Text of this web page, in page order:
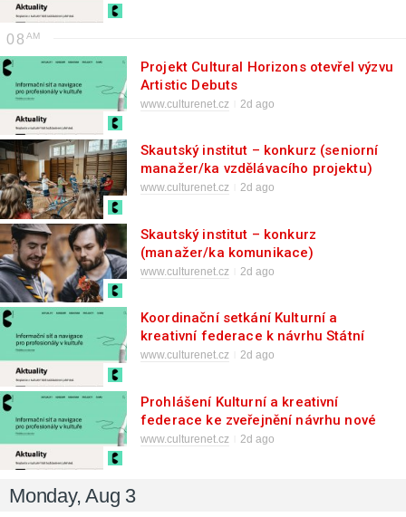
08
Projekt Cultural Horizons otevřel výzvu
Artistic Debuts
www.culturenet.cz 2d ago
Skautský institut – konkurz (seniorní
manažer/ka vzdělávacího projektu)
www.culturenet.cz 2d ago
Skautský institut – konkurz
(manažer/ka komunikace)
www.culturenet.cz 2d ago
Koordinační setkání Kulturní a
kreativní federace k návrhu Státní
kulturní politiky – online
www.culturenet.cz 2d ago
Prohlášení Kulturní a kreativní
federace ke zveřejnění návrhu nové
Státní kulturní politiky 2026 až 2030
www.culturenet.cz 2d ago
Monday, Aug 3